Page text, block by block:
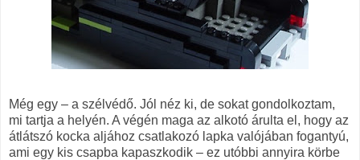
Még egy – a szélvédő. Jól néz ki, de sokat gondolkoztam,
mi tartja a helyén. A végén maga az alkotó árulta el, hogy az
átlátszó kocka aljához csatlakozó lapka valójában fogantyú,
ami egy kis csapba kapaszkodik – ez utóbbi annyira körbe